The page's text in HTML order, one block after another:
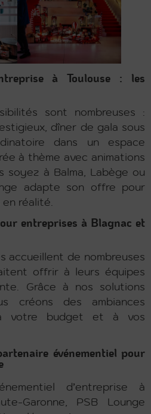
à Toulouse : les
sont nombreuses :
dîner de gala sous
dans un espace
à thème avec animations
soyez à Balma, Labège ou
adapte son offre pour
réalité.
entreprises à Blagnac et
accueillent de nombreuses
offrir à leurs équipes
Grâce à nos solutions
créons des ambiances
votre budget et à vos
événementiel pour
d’entreprise à
Garonne, PSB Lounge